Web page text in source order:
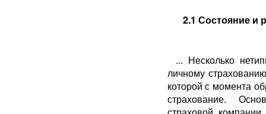
2.1 Состояние и
... Несколько
личному
ко­торой с момента
страхование.